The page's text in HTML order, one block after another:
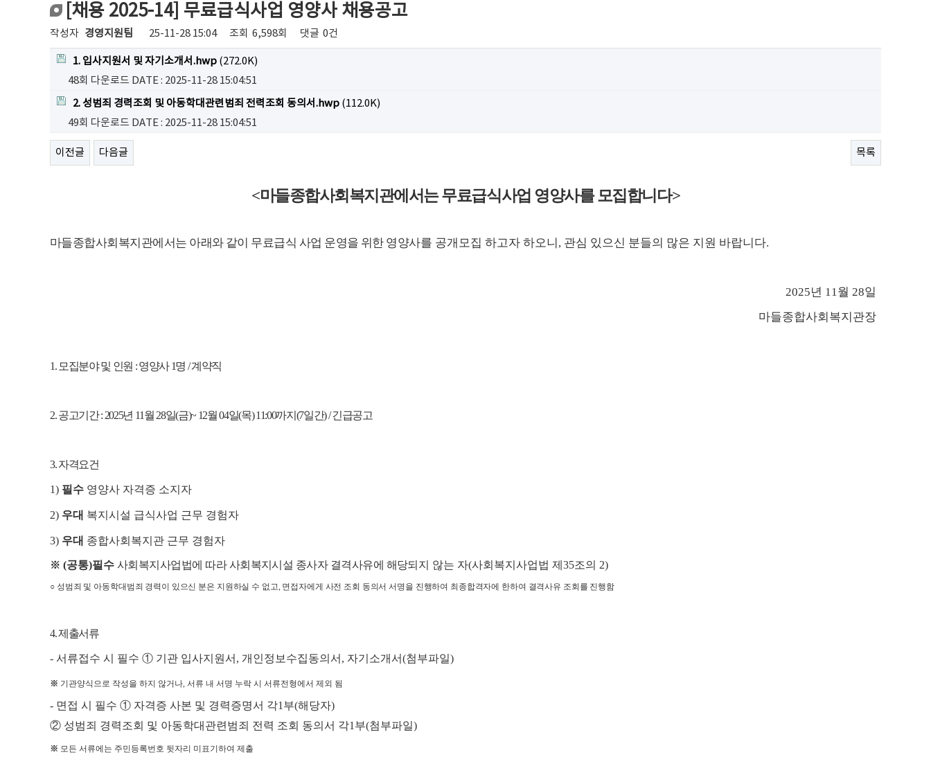
[채용 2025-14] 무료급식사업 영양사 채용공고
작성자 경영지원팀 25-11-28 15:04 조회 6,598회 댓글 0건
1. 입사지원서 및 자기소개서.hwp (272.0K)
48회 다운로드 DATE : 2025-11-28 15:04:51
2. 성범죄 경력조회 및 아동학대관련범죄 전력조회 동의서.hwp (112.0K)
49회 다운로드 DATE : 2025-11-28 15:04:51
이전글 다음글 목록
<마들종합사회복지관에서는 무료급식사업 영양사를 모집합니다>
마들종합사회복지관에서는 아래와 같이 무료급식 사업 운영을 위한 영양사를 공개모집 하고자 하오니 , 관심 있으신 분들의 많은 지원 바랍니다.
2025년 11월 28일
마들종합사회복지관장
1.모집분야 및 인원 :영양사1명 /계약직
2.공고기간: 2025년 11월 28일(금)~ 12월 04일(목) 11:00까지 (7일간) /긴급공고
3.자격요건
1) 필수 영양사 자격증 소지자
2) 우대 복지시설 급식사업 근무 경험자
3) 우대 종합사회복지관 근무 경험자
※ (공통)필수 사회복지사업법에 따라 사회복지시설 종사자 결격사유에 해당되지 않는 자(사회복지사업법 제35조의2)
○ 성범죄 및 아동학대범죄 경력이 있으신 분은 지원하실 수 없고, 면접자에게 사전 조회 동의서 서명을 진행하여 최종합격자에 한하여 결격사유 조회를 진행함
4.제출서류
- 서류접수 시 필수 ① 기관 입사지원서 , 개인정보수집동의서 , 자기소개서(첨부파일)
※ 기관양식으로 작성을 하지 않거나, 서류 내 서명 누락 시 서류전형에서 제외 됨
- 면접 시 필수 ① 자격증 사본 및 경력증명서 각1부(해당자)
② 성범죄 경력조회 및 아동학대관련범죄 전력 조회 동의서 각1부(첨부파일)
※ 모든 서류에는 주민등록번호 뒷자리 미표기하여 제출